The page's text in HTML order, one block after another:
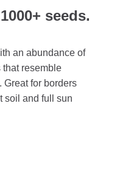
seeds.
an abundance of
resemble
Great for borders
soil and full sun